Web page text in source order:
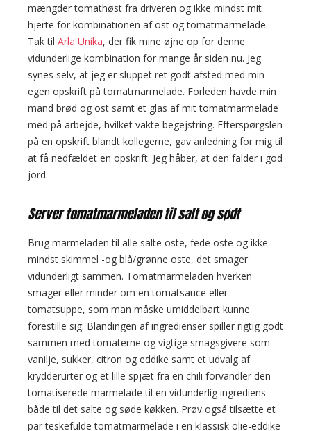
mængder tomathøst fra driveren og ikke mindst mit
hjerte for kombinationen af ost og tomatmarmelade.
Tak til Arla Unika, der fik mine øjne op for denne
vidunderlige kombination for mange år siden nu. Jeg
synes selv, at jeg er sluppet ret godt afsted med min
egen opskrift på tomatmarmelade. Forleden havde min
mand brød og ost samt et glas af mit tomatmarmelade
med på arbejde, hvilket vakte begejstring. Efterspørgslen
på en opskrift blandt kollegerne, gav anledning for mig til
at få nedfældet en opskrift. Jeg håber, at den falder i god
jord.
Server tomatmarmeladen til salt og sødt
Brug marmeladen til alle salte oste, fede oste og ikke
mindst skimmel -og blå/grønne oste, det smager
vidunderligt sammen. Tomatmarmeladen hverken
smager eller minder om en tomatsauce eller
tomatsuppe, som man måske umiddelbart kunne
forestille sig. Blandingen af ingredienser spiller rigtig godt
sammen med tomaterne og vigtige smagsgivere som
vanilje, sukker, citron og eddike samt et udvalg af
krydderurter og et lille spjæt fra en chili forvandler den
tomatiserede marmelade til en vidunderlig ingrediens
både til det salte og søde køkken. Prøv også tilsætte et
par teskefulde tomatmarmelade i en klassisk olie-eddike